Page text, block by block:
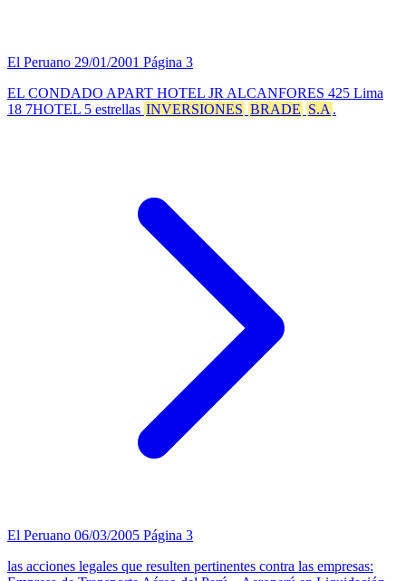
El Peruano 29/01/2001 Página 3
EL CONDADO APART HOTEL JR ALCANFORES 425 Lima
18 7HOTEL 5 estrellas INVERSIONES BRADE S.A .
El Peruano 06/03/2005 Página 3
las acciones legales que resulten pertinentes contra las empresas: